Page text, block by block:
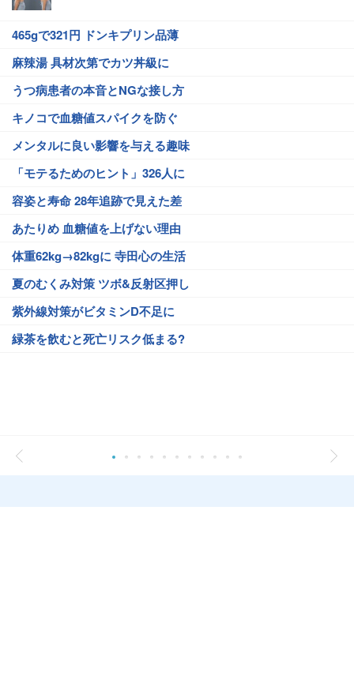
465gで321円 ドンキプリン品薄
麻辣湯 具材次第でカツ丼級に
うつ病患者の本音とNGな接し方
キノコで血糖値スパイクを防ぐ
メンタルに良い影響を与える趣味
「モテるためのヒント」326人に
容姿と寿命 28年追跡で見えた差
あたりめ 血糖値を上げない理由
体重62kg→82kgに 寺田心の生活
夏のむくみ対策 ツボ&反射区押し
紫外線対策がビタミンD不足に
緑茶を飲むと死亡リスク低まる?